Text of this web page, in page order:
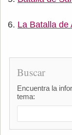
La Batalla de
Buscar
Encuentra la
tema: